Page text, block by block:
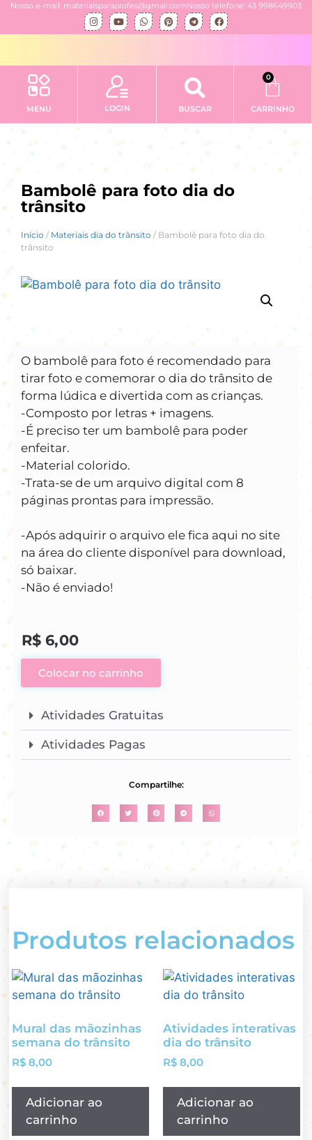
Nosso e-mail: materiaisparaprofes@gmail.comNosso telefone: 43 998649903
MENU LOGIN BUSCAR
0
CARRINHO
Bambolê para foto dia do
trânsito
Início / Materiais dia do trânsito / Bambolê para foto dia do
trânsito
O bambolê para foto é recomendado para
tirar foto e comemorar o dia do trânsito de
forma lúdica e divertida com as crianças.
-Composto por letras + imagens.
-É preciso ter um bambolê para poder
enfeitar.
-Material colorido.
-Trata-se de um arquivo digital com 8
páginas prontas para impressão.
-Após adquirir o arquivo ele fica aqui no site
na área do cliente disponível para download,
só baixar.
-Não é enviado!
R$ 6,00
Colocar no carrinho
Atividades Gratuitas
Atividades Pagas
Compartilhe:
Produtos relacionados
Mural das mãozinhas
semana do trânsito
R$ 8,00
Adicionar ao
carrinho
Atividades interativas
dia do trânsito
R$ 8,00
Adicionar ao
carrinho